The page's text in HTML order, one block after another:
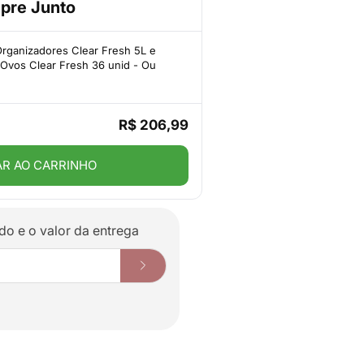
Junto
Clear Fresh 5L e
Clear Fresh 36 unid - Ou
R$ 206,99
AO CARRINHO
e o valor da entrega